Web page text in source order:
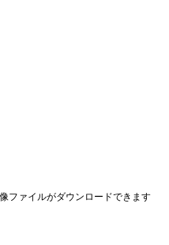
ファイルがダウンロードできます